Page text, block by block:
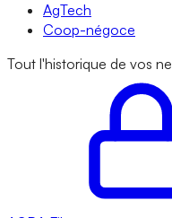
AgTech
Coop-négoce
Tout l'historique de vos